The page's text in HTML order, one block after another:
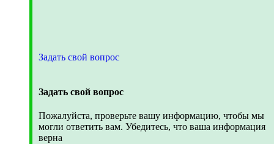
Задать свой вопрос
Задать свой вопрос
Пожалуйста, проверьте вашу информацию, чтобы мы
могли ответить вам. Убедитесь, что ваша информация
верна